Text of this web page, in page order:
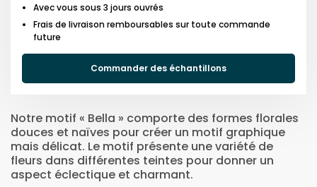
Avec vous sous 3 jours ouvrés
Frais de livraison remboursables sur toute commande
future
Commander des échantillons
Notre motif « Bella » comporte des formes florales
douces et naïves pour créer un motif graphique
mais délicat. Le motif présente une variété de
fleurs dans différentes teintes pour donner un
aspect éclectique et charmant.